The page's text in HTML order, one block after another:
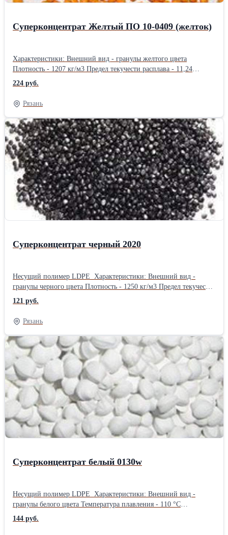
Суперконцентрат Желтый ПО 10-0409 (желток)
Характеристики: Внешний вид - гранулы желтого цвета
Плотность - 1207 кг/м3 Предел текучести расплава - 11,24
г/10мин Температура плавления - 110 °С Миграция - отсутствует
Содержание влаги - менее 0.2 % Светостойкость - 5
Рекомендуемый ввод - 1-6% Совместимость: LDPE (ПВД),
HDPE (ПНД), LLDPE (линейны ПВД), PP (полипропилен), PS
(полистирол), ABS (композитный пластик), AS (композиты
стирола), полиолефины. Сфера применения: Экструзия пленок,
формная экструзия и т.п.Длина: 50 см Ширина: 40 см Высота: 20
см Вес: 25 кг Способ упаковки: ПП мешок
224 руб.
Рязань
Суперконцентрат черный 2020
Несущий полимер LDPE Характеристики: Внешний вид -
гранулы черного цвета Плотность - 1250 кг/м3 Предел текучести
расплава - 9,6 г/10мин Температура плавления - 110 °С
Содержание влаги - менее 0.15% Коэффициент миграции - 5
Светостойкость - 8 Термостойкость - 300 С Рекомендуемый ввод
- 2-6% в зависимости от требований выпускаемых изделий
Совместимость: LDPE (ПВД), HDPE (ПНД), LLDPE (линейны
ПВД), PP (полипропилен), PO, PVC, EVA Сфера применения:
Экструзия пленок, формная экструзия и т.п.Производитель:
Китай Длина: 50 см Ширина: 40 см Высота: 20 см Вес: 25 кг
Способ упаковки: ПП мешок
121 руб.
Рязань
Суперконцентрат белый 0130w
Несущий полимер LDPE Характеристики: Внешний вид -
гранулы белого цвета Температура плавления - 110 °С
Содержание влаги - менее 0.15% Светостойкость - 8
Коэффициент миграции - <5 Термостойкость - 300 С
144 руб.